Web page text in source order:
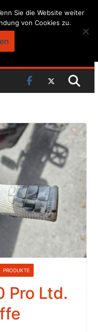
PRODUKTE
Pro Ltd.
Sie die Website weiter
von Cookies zu.